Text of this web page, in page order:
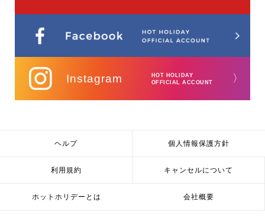
Instagram
HOT HOLIDAY
OFFICIAL ACCOUNT
〉
ヘルプ 個人情報保護方針
利用規約 キャンセルについて
ホットホリデーとは 会社概要